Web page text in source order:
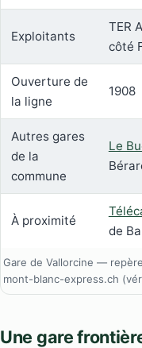
Gare de Vallorcine —
mont-blanc-express.ch
Exploitants
TER
côté
Ouverture de
la ligne
1908
Autres gares
de la
commune
Le
À proximité
de
Une gare